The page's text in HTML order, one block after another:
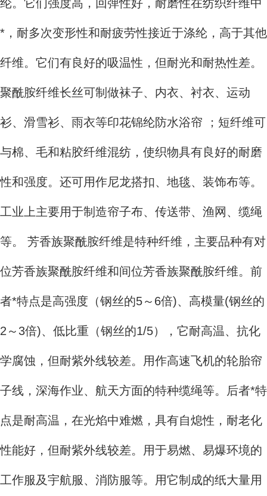
纶。它们强度高，回弹性好，耐磨性在纺织纤维中
*，耐多次变形性和耐疲劳性接近于涤纶，高于其他
纤维。它们有良好的吸温性，但耐光和耐热性差。
聚酰胺纤维长丝可制做袜子、内衣、衬衣、运动
衫、滑雪衫、雨衣等印花锦纶防水浴帘 ；短纤维可
与棉、毛和粘胶纤维混纺，使织物具有良好的耐磨
性和强度。还可用作尼龙搭扣、地毯、装饰布等。
工业上主要用于制造帘子布、传送带、渔网、缆绳
等。 芳香族聚酰胺纤维是特种纤维，主要品种有对
位芳香族聚酰胺纤维和间位芳香族聚酰胺纤维。前
者*特点是高强度（钢丝的5～6倍)、高模量(钢丝的
2～3倍)、低比重（钢丝的1/5），它耐高温、抗化
学腐蚀，但耐紫外线较差。用作高速飞机的轮胎帘
子线，深海作业、航天方面的特种缆绳等。后者*特
点是耐高温，在光焰中难燃，具有自熄性，耐老化
性能好，但耐紫外线较差。用于易燃、易爆环境的
工作服及宇航服、消防服等。用它制成的纸大量用